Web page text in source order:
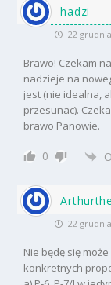
hadzi
22
Brawo! Czekam
nadzieje na
jest (nie idealna,
przesunac).
brawo Panowie.
0
22
Nie będę się
konkretnych